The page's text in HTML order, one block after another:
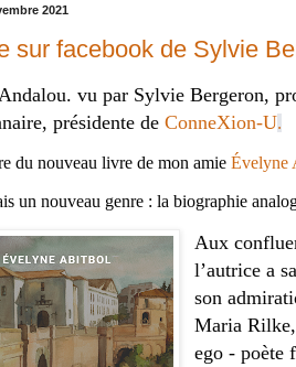
2021
sur facebook de Sylvie
vu par Sylvie Bergeron,
présidente de ConneXion-U.
du nouveau livre de mon amie Évelyne
un nouveau genre : la biographie
Aux
l’autrice a
son
Maria
ego - poète